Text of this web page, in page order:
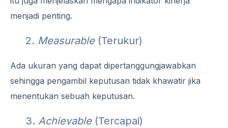
menjadi penting.
2. Measurable(Terukur)
Ada ukuran yang dapat dipertanggungjawabkan
sehingga pengambil keputusan tidak khawatir jika
menentukan sebuah keputusan.
3. Achievable(Tercapai)